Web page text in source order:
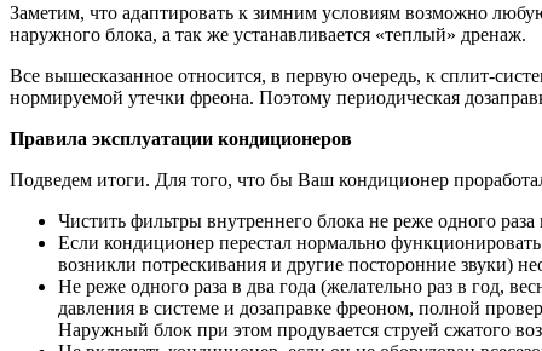
Заметим, что адаптировать к зимним условиям возможно любую
наружного блока, а так же устанавливается «теплый» дренаж.
Все вышесказанное относится, в первую очередь, к сплит-
нормируемой утечки фреона. Поэтому периодическая
Правила эксплуатации кондиционеров
Подведем итоги. Для того, что бы Ваш кондиционер
Чистить фильтры внутреннего блока не реже одного раза
Если кондиционер перестал нормально
возникли потрескивания и другие посторонние звуки)
Не реже одного раза в два года (желательно раз в год,
давления в системе и дозаправке фреоном, полной
Наружный блок при этом продувается струей сжатого